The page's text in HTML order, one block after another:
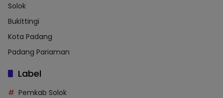
Solok
Bukittingi
Kota Padang
Padang Pariaman
Label
Pemkab Solok